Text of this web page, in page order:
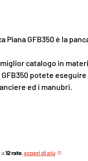
Piana GFB350 è la
catalogo in
GFB350 potete
ed i manubri.
a12 rate, scopri di più